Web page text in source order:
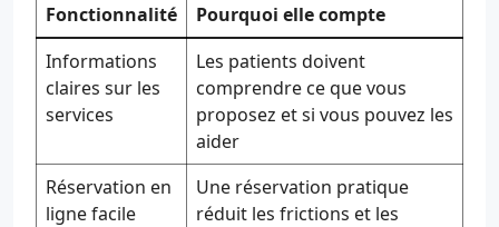
Fonctionnalité
Pourquoi elle compte
Informations
claires sur les
services
Les patients doivent
comprendre ce que vous
proposez et si vous pouvez les
aider
Réservation en
ligne facile
Une réservation pratique
réduit les frictions et les